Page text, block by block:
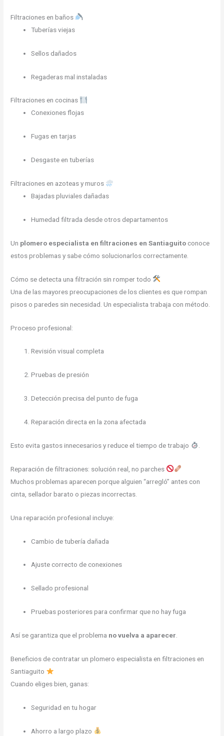
Filtraciones en baños
Tuberías viejas
Sellos dañados
Regaderas mal instaladas
Filtraciones en cocinas
Conexiones flojas
Fugas en tarjas
Desgaste en tuberías
Filtraciones en azoteas y muros
Bajadas pluviales dañadas
Humedad filtrada desde otros departamentos
Un plomero especialista en filtraciones en Santiaguito conoce
estos problemas y sabe cómo solucionarlos correctamente.
Cómo se detecta una filtración sin romper todo
Una de las mayores preocupaciones de los clientes es que rompan
pisos o paredes sin necesidad. Un especialista trabaja con método.
Proceso profesional:
Revisión visual completa
Pruebas de presión
Detección precisa del punto de fuga
Reparación directa en la zona afectada
Esto evita gastos innecesarios y reduce el tiempo de trabajo
Reparación de filtraciones: solución real, no parches
Muchos problemas aparecen porque alguien “arregló” antes con
cinta, sellador barato o piezas incorrectas.
Una reparación profesional incluye:
Cambio de tubería dañada
Ajuste correcto de conexiones
Sellado profesional
Pruebas posteriores para confirmar que no hay fuga
Así se garantiza que el problema no vuelva a aparecer
Beneficios de contratar un plomero especialista en filtraciones en
Santiaguito
Cuando eliges bien, ganas:
Seguridad en tu hogar
Ahorro a largo plazo